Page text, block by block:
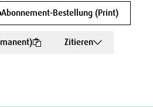
Abonnement-Bestellung (Print)
Zitieren